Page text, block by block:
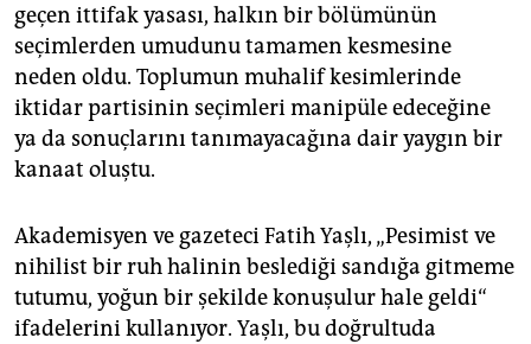
geçen ittifak yasası, halkın bir bölümünün
seçimlerden umudunu tamamen kesmesine
neden oldu. Toplumun muhalif kesimlerinde
iktidar partisinin seçimleri manipüle edeceğine
ya da sonuçlarını tanımayacağına dair yaygın bir
kanaat oluştu.
Akademisyen ve gazeteci Fatih Yaşlı, „Pesimist ve
nihilist bir ruh halinin beslediği sandığa gitmeme
tutumu, yoğun bir şekilde konuşulur hale geldi“
ifadelerini kullanıyor. Yaşlı, bu doğrultuda